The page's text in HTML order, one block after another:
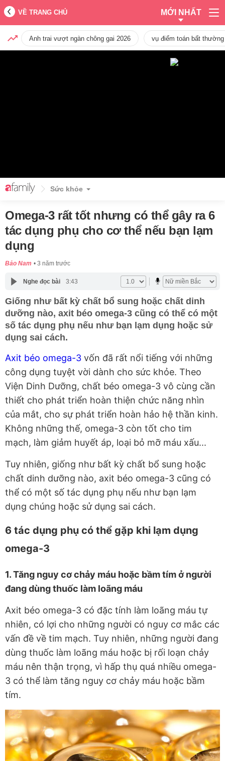
VỀ TRANG CHỦ MỚI NHẤT
Anh trai vượt ngàn chông gai 2026 vụ điểm toán bất
Sức khỏe
Omega-3 rất tốt nhưng có thể gây ra 6
tác dụng phụ cho cơ thể nếu bạn lạm
dụng
Bảo Nam 3 năm trước
Nghe đọc bài 3:43
Giống như bất kỳ chất bổ sung hoặc chất dinh
dưỡng nào, axit béo omega-3 cũng có thể có một
số tác dụng phụ nếu như bạn lạm dụng hoặc sử
dụng sai cách.
Axit béo omega-3 vốn đã rất nổi tiếng với những
công dụng tuyệt vời dành cho sức khỏe. Theo
Viện Dinh Dưỡng, chất béo omega-3 vô cùng cần
thiết cho phát triển hoàn thiện chức năng nhìn
của mắt, cho sự phát triển hoàn hảo hệ thần kinh.
Không những thế, omega-3 còn tốt cho tim
mạch, làm giảm huyết áp, loại bỏ mỡ máu xấu...
Tuy nhiên, giống như bất kỳ chất bổ sung hoặc
chất dinh dưỡng nào, axit béo omega-3 cũng có
thể có một số tác dụng phụ nếu như bạn lạm
dụng chúng hoặc sử dụng sai cách.
6 tác dụng phụ có thể gặp khi lạm dụng
omega-3
1. Tăng nguy cơ chảy máu hoặc bầm tím ở người
đang dùng thuốc làm loãng máu
Axit béo omega-3 có đặc tính làm loãng máu tự
nhiên, có lợi cho những người có nguy cơ mắc các
vấn đề về tim mạch. Tuy nhiên, những người đang
dùng thuốc làm loãng máu hoặc bị rối loạn chảy
máu nên thận trọng, vì hấp thụ quá nhiều omega-
3 có thể làm tăng nguy cơ chảy máu hoặc bầm
tím.